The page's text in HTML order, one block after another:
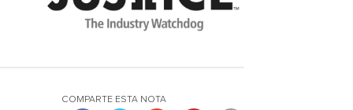
COMPARTE ESTA NOTA